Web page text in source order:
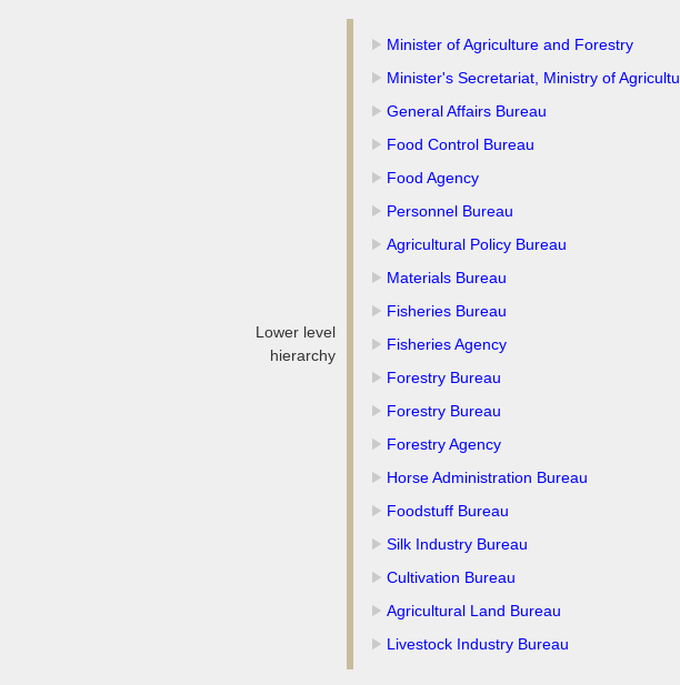
Lower level
hierarchy
Minister of Agriculture and Forestry
Minister's Secretariat, Ministry of
General Affairs Bureau
Food Control Bureau
Food Agency
Personnel Bureau
Agricultural Policy Bureau
Materials Bureau
Fisheries Bureau
Fisheries Agency
Forestry Bureau
Forestry Bureau
Forestry Agency
Horse Administration Bureau
Foodstuff Bureau
Silk Industry Bureau
Cultivation Bureau
Agricultural Land Bureau
Livestock Industry Bureau